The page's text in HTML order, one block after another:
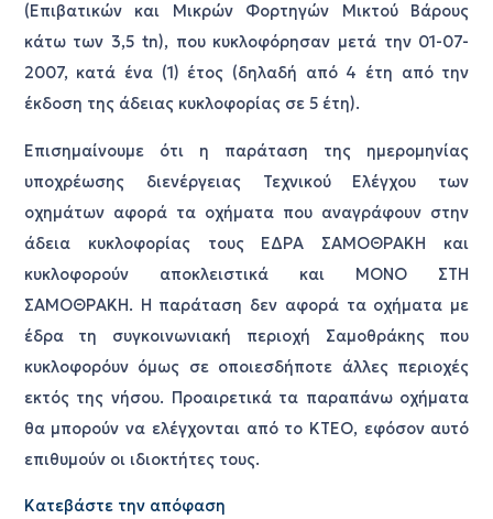
(Επιβατικών και Μικρών Φορτηγών Μικτού Βάρους
κάτω των 3,5 tn), που κυκλοφόρησαν μετά την 01-07-
2007, κατά ένα (1) έτος (δηλαδή από 4 έτη από την
έκδοση της άδειας κυκλοφορίας σε 5 έτη).
Επισημαίνουμε ότι η παράταση της ημερομηνίας
υποχρέωσης διενέργειας Τεχνικού Ελέγχου των
οχημάτων αφορά τα οχήματα που αναγράφουν στην
άδεια κυκλοφορίας τους ΕΔΡΑ ΣΑΜΟΘΡΑΚΗ και
κυκλοφορούν αποκλειστικά και ΜΟΝΟ ΣΤΗ
ΣΑΜΟΘΡΑΚΗ. Η παράταση δεν αφορά τα οχήματα με
έδρα τη συγκοινωνιακή περιοχή Σαμοθράκης που
κυκλοφορόυν όμως σε οποιεσδήποτε άλλες περιοχές
εκτός της νήσου. Προαιρετικά τα παραπάνω οχήματα
θα μπορούν να ελέγχονται από το ΚΤΕΟ, εφόσον αυτό
επιθυμούν οι ιδιοκτήτες τους.
Κατεβάστε την απόφαση